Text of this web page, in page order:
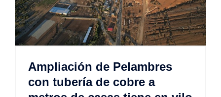
Ampliación de Pelambres
con tubería de cobre a